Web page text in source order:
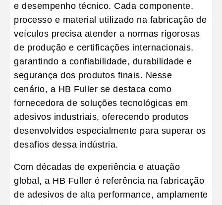
e desempenho técnico. Cada componente,
processo e material utilizado na fabricação de
veículos precisa atender a normas rigorosas
de produção e certificações internacionais,
garantindo a confiabilidade, durabilidade e
segurança dos produtos finais. Nesse
cenário, a HB Fuller se destaca como
fornecedora de soluções tecnológicas em
adesivos industriais, oferecendo produtos
desenvolvidos especialmente para superar os
desafios dessa indústria.
Com décadas de experiência e atuação
global, a HB Fuller é referência na fabricação
de adesivos de alta performance, amplamente